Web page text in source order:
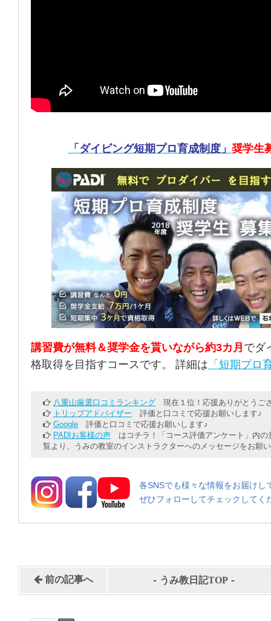
「ダイビング短期プロ育成制度」 奨学生
講習費が無料＆奨学金を貰いながら約3カ月 でダ
格取得を目指すコースです。 詳細は 「短期プロ
八重山厳選口コミランキング 現在１位！応援ありがとうご
トリップアドバイザー 評価と口コミで応援お願いします♪
Google 評価と口コミで応援お願いします♪
PADIお客様の声 はコチラ！「コース評価アンケート」内の
覧より、うみの教室のインストラクターへのメッセージをお願
各SNSでも様々な情報をお届けし
ぜひフォローしてチェックしてく
前の記事へ - うみ教日記TOP -